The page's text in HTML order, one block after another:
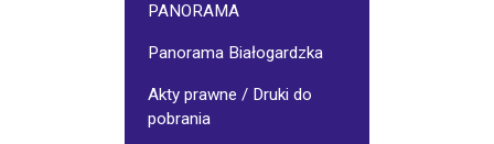
PANORAMA
Panorama Białogardzka
Akty prawne / Druki do
pobrania